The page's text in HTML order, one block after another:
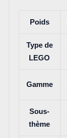
Poids
Type de
LEGO
Gamme
Sous-
thème